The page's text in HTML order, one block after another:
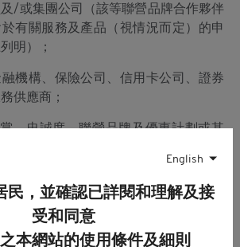
English
民，並確認已詳閱和理解及接
受和同意
本網站的使用條件及細則
/或集團公司（該等聯營品牌合作夥伴
有關服務及產品（視情況而定）的申
明）；
機構、保險公司、信用卡公司、證券
供應商；
、忠誠度、聯營品牌及優惠計劃或其
人資料可在香港以外的司法管轄區按照
律、規例及法規（包括任何政府行為和